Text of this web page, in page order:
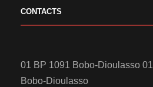
CONTACTS
01 BP 1091 Bobo-Dioulasso 01
Bobo-Dioulasso